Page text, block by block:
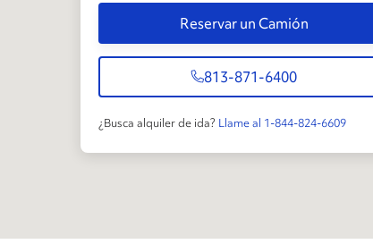
Reservar un Camión
813-871-6400
¿Busca alquiler de ida? Llame al 1-844-824-6609